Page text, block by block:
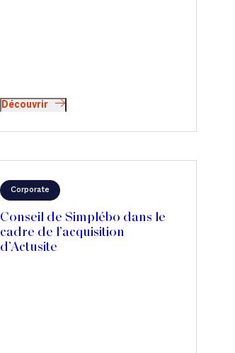
Découvrir
Corporate
Conseil de Simplébo dans le
cadre de l’acquisition
d’Actusite